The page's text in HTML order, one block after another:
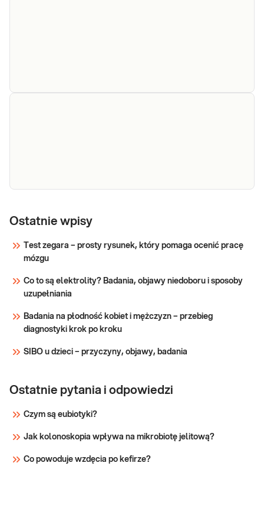
cukrzycy/
na zaburzenia gospodarki
przybieranie na wadze lub utrata masy
Ostatnie wpisy
Test zegara – prosty rysunek, który pomaga ocenić pracę
mózgu
Co to są elektrolity? Badania, objawy niedoboru i sposoby
uzupełniania
Badania na płodność kobiet i mężczyzn – przebieg
diagnostyki krok po kroku
SIBO u dzieci – przyczyny, objawy, badania
Ostatnie pytania i odpowiedzi
Czym są eubiotyki?
Jak kolonoskopia wpływa na mikrobiotę jelitową?
Co powoduje wzdęcia po kefirze?